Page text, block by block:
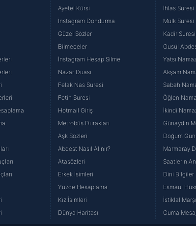
Ayetel Kürsi
İnstagram Dondurma
Güzel Sözler
Bilmeceler
İnstagram Hesap Silme
Nazar Duası
Felak Nas Suresi
Fetih Suresi
Hotmail Giriş
Metrobüs Durakları
Aşk Sözleri
Abdest Nasıl Alınır?
Atasözleri
Erkek İsimleri
Yüzde Hesaplama
Kız İsimleri
Dünya Haritası
İhlas Suresi
Mülk Suresi
Kadir Suresi
Gusül
Yatsı
Akşam
Sabah
Öğlen
İkindi
Günaydın
Doğum
Marmaray
Saatlerin
Dini Bilgiler
Esmaül
İstiklal
Cuma